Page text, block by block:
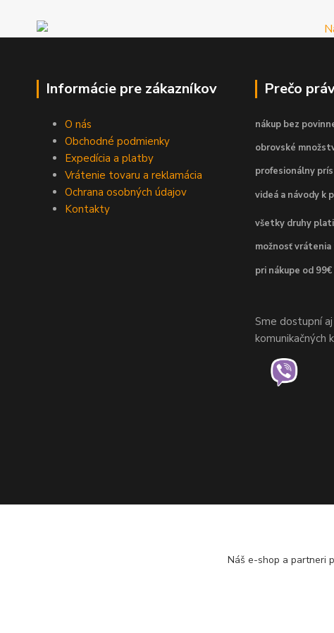
Informácie pre zákazníkov
O nás
Obchodné podmienky
Expedícia a platby
Vrátenie tovaru a reklamácia
Ochrana osobných údajov
Kontakty
Prečo
nákup bez
obrovské
profesionálny
videá a návody k
všetky druhy
možnosť
pri nákupe od
Sme dostupní
komunikačných
Náš e-shop a partneri